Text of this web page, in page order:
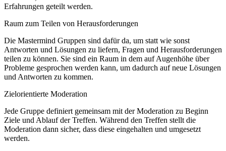
Erfahrungen geteilt werden.
Raum zum Teilen von Herausforderungen
Die Mastermind Gruppen sind dafür da, um statt wie sonst
Antworten und Lösungen zu liefern, Fragen und Herausforderungen
teilen zu können. Sie sind ein Raum in dem auf Augenhöhe über
Probleme gesprochen werden kann, um dadurch auf neue Lösungen
und Antworten zu kommen.
Zielorientierte Moderation
Jede Gruppe definiert gemeinsam mit der Moderation zu Beginn
Ziele und Ablauf der Treffen. Während den Treffen stellt die
Moderation dann sicher, dass diese eingehalten und umgesetzt
werden.